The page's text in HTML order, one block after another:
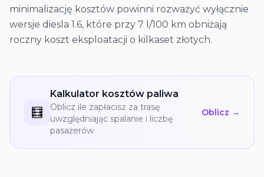
minimalizację kosztów powinni rozważyć wyłącznie
wersje diesla 1.6, które przy 7 l/100 km obniżają
roczny koszt eksploatacji o kilkaset złotych.
🧮
Kalkulator kosztów paliwa
Oblicz ile zapłacisz za trasę
uwzględniając spalanie i liczbę
pasażerów
Oblicz →